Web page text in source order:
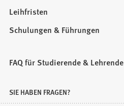
Leihfristen
Schulungen & Führungen
FAQ für Studierende & Lehrende
SIE HABEN FRAGEN?